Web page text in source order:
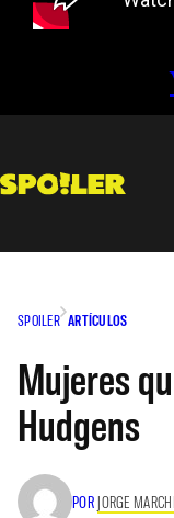
SPOILER ARTÍCULOS
Mujeres
Hudgens
POR JORGE